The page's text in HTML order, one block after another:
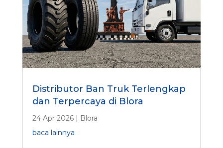
Distributor Ban Truk Terlengkap
dan Terpercaya di Blora
24 Apr 2026| Blora
baca lainnya